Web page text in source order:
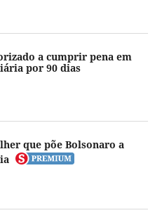
a cumprir pena em
por 90 dias
que põe Bolsonaro a